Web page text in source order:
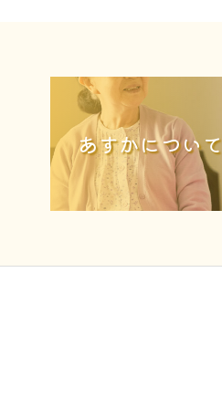
あすかについて